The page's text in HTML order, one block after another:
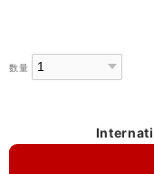
数量